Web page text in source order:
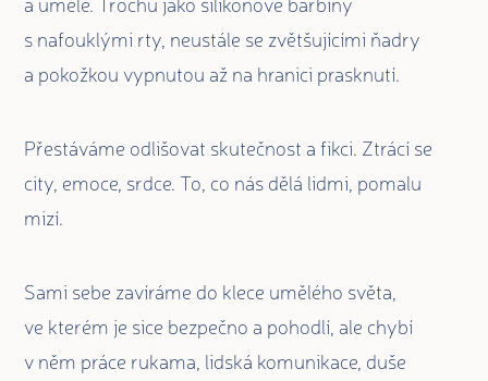
s nafouklými rty, neustále se zvětšujícími ňadry
a pokožkou vypnutou až na hranici prasknutí.
Přestáváme odlišovat skutečnost a fikci. Ztrácí se
city, emoce, srdce. To, co nás dělá lidmi, pomalu
mizí.
Sami sebe zavíráme do klece umělého světa,
ve kterém je sice bezpečno a pohodlí, ale chybí
v něm práce rukama, lidská komunikace, duše